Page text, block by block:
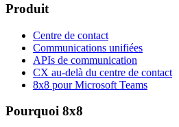
Produit
Centre de contact
Communications unifiées
APIs de communication
CX au-delà du centre de contact
8x8 pour Microsoft Teams
Pourquoi 8x8